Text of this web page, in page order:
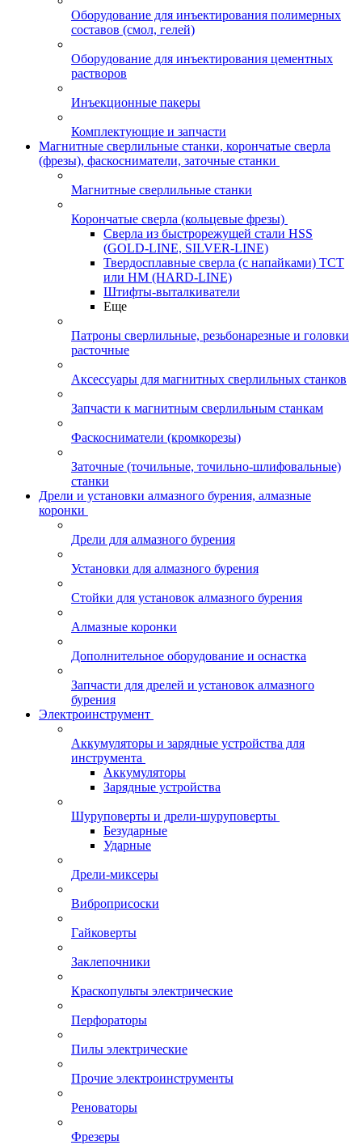
Оборудование для инъектирования полимерных
составов (смол, гелей)
Оборудование для инъектирования цементных
растворов
Инъекционные пакеры
Комплектующие и запчасти
Магнитные сверлильные станки, корончатые сверла
(фрезы), фаскосниматели, заточные станки
Магнитные сверлильные станки
Корончатые сверла (кольцевые фрезы)
Сверла из быстрорежущей стали HSS
(GOLD-LINE, SILVER-LINE)
Твердосплавные сверла (с напайками) ТСТ
или HM (HARD-LINE)
Штифты-выталкиватели
Еще
Патроны сверлильные, резьбонарезные и головки
расточные
Аксессуары для магнитных сверлильных станков
Запчасти к магнитным сверлильным станкам
Фаскосниматели (кромкорезы)
Заточные (точильные, точильно-шлифовальные)
станки
Дрели и установки алмазного бурения, алмазные
коронки
Дрели для алмазного бурения
Установки для алмазного бурения
Стойки для установок алмазного бурения
Алмазные коронки
Дополнительное оборудование и оснастка
Запчасти для дрелей и установок алмазного
бурения
Электроинструмент
Аккумуляторы и зарядные устройства для
инструмента
Аккумуляторы
Зарядные устройства
Шуруповерты и дрели-шуруповерты
Безударные
Ударные
Дрели-миксеры
Виброприсоски
Гайковерты
Заклепочники
Краскопульты электрические
Перфораторы
Пилы электрические
Прочие электроинструменты
Реноваторы
Фрезеры